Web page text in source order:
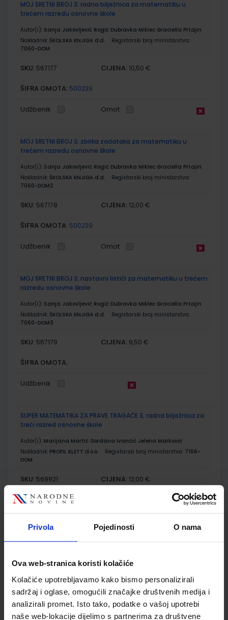
Privola Pojedinosti O nama
Ova web-stranica koristi kolačiće
Kolačiće upotrebljavamo kako bismo personalizirali
sadržaj i oglase, omogućili značajke društvenih medija i
analizirali promet. Isto tako, podatke o vašoj upotrebi
naše web-lokacije dijelimo s partnerima za društvene
MOJ SRETNI BROJ 3; radna bilježnica za matematiku u
trećem razredu osnovne škole
Autor(i): Sanja Jakovljević Rogić Dubravka Miklec Graciella Prtajin
Nakladnik: ŠKOLSKA KNJIGA d.d.
Registarski broj ministarstva:
7060-DOM
SKU: 567177 CIJENA: 10,50 €
ŠIFRA OMOTA: 500239
Udžbenik Omot
MOJ SRETNI BROJ 3; zbirka zadataka za matematiku u
trećem razredu osnovne škole
Autor(i): Sanja Jakovljević Rogić Dubravka Miklec Graciella Prtajin
Nakladnik: ŠKOLSKA KNJIGA d.d.
Registarski broj ministarstva:
7060-DOM2
SKU: 567178 CIJENA: 12,00 €
ŠIFRA OMOTA: 500239
Udžbenik Omot
MOJ SRETNI BROJ 3; nastavni listići za matematiku u trećem
razredu osnovne škole
Autor(i): Sanja Jakovljević Rogić Dubravka Miklec Graciella Prtajin
Nakladnik: ŠKOLSKA KNJIGA d.d.
Registarski broj ministarstva:
7060-DOM3
SKU: 567179 CIJENA: 9,50 €
ŠIFRA OMOTA:
Udžbenik
SUPER MATEMATIKA ZA PRAVE TRAGAČE 3, radna bilježnica za
treći razred osnovne škole
Autor(i): Marijana Martić Gordana Ivančić Jelena Marković
Nakladnik: PROFIL KLETT d.o.o. Registarski broj ministarstva: 7166-
DOM
SKU: 569921 CIJENA: 12,00 €
ŠIFRA OMOTA:
digitalnim sadržajima u trećem razredu osnovne škole
Autor(i): Blagus Ljubić Klemše Flisar Odorčić Ružić Mihočka
Nakladnik:
ŠKOLSKA KNJIGA d.d. Registarski broj ministarstva: 7003
SKU:567184 CIJENA:11,88 €